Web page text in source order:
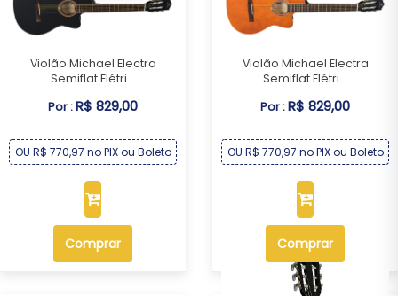
Violão Michael Electra
Semiflat Elétri...
Por :R$ 829,00
OU R$ 770,97 no PIX ou Boleto
Comprar
Violão Michael Electra
Semiflat Elétri...
Por :R$ 829,00
OU R$ 770,97 no PIX ou Boleto
Comprar